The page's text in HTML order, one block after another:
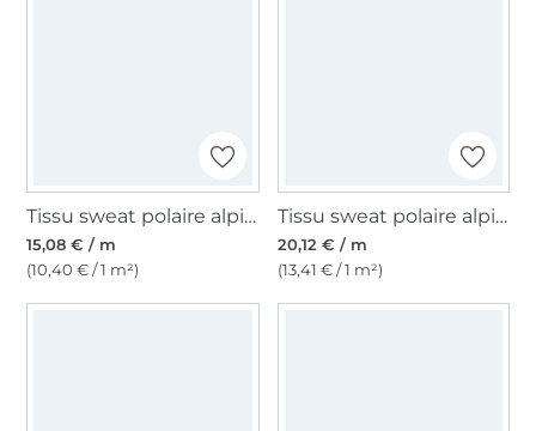
Tissu sweat polaire alpine, lilas pâle
15,08 € / m
(10,40 € / 1 m²)
Tissu sweat polaire alpine Cute Deer, bleu pétrole
20,12 € / m
(13,41 € / 1 m²)